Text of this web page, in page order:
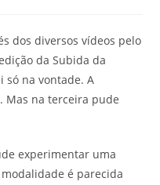
dos diversos vídeos pelo
da Subida da
só na vontade. A
Mas na terceira pude
experimentar uma
é parecida